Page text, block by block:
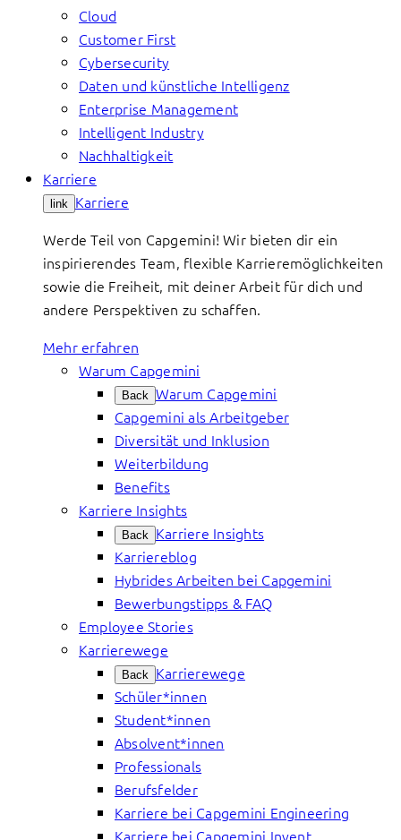
Cloud
Customer First
Cybersecurity
Daten und künstliche Intelligenz
Enterprise Management
Intelligent Industry
Nachhaltigkeit
Karriere
link Karriere
Werde Teil von Capgemini! Wir bieten dir ein
inspirierendes Team, flexible Karrieremöglichkeiten
sowie die Freiheit, mit deiner Arbeit für dich und
andere Perspektiven zu schaffen.
Mehr erfahren
Warum Capgemini
Back Warum Capgemini
Capgemini als Arbeitgeber
Diversität und Inklusion
Weiterbildung
Benefits
Karriere Insights
Back Karriere Insights
Karriereblog
Hybrides Arbeiten bei Capgemini
Bewerbungstipps & FAQ
Employee Stories
Karrierewege
Back Karrierewege
Schüler*innen
Student*innen
Absolvent*innen
Professionals
Berufsfelder
Karriere bei Capgemini Engineering
Karriere bei Capgemini Invent